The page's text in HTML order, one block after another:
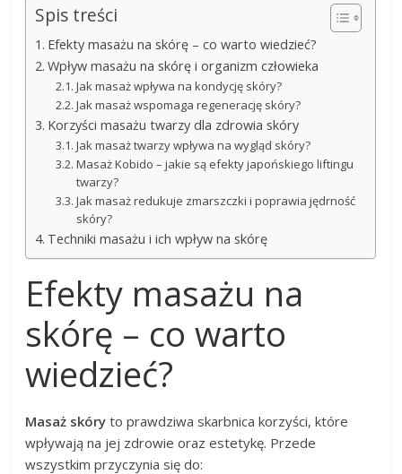
Spis treści
Efekty masażu na skórę – co warto wiedzieć?
Wpływ masażu na skórę i organizm człowieka
Jak masaż wpływa na kondycję skóry?
Jak masaż wspomaga regenerację skóry?
Korzyści masażu twarzy dla zdrowia skóry
Jak masaż twarzy wpływa na wygląd skóry?
Masaż Kobido – jakie są efekty japońskiego liftingu
twarzy?
Jak masaż redukuje zmarszczki i poprawia jędrność
skóry?
Techniki masażu i ich wpływ na skórę
Efekty masażu na
skórę – co warto
wiedzieć?
Masaż skóry to prawdziwa skarbnica korzyści, które
wpływają na jej zdrowie oraz estetykę. Przede
wszystkim przyczynia się do: